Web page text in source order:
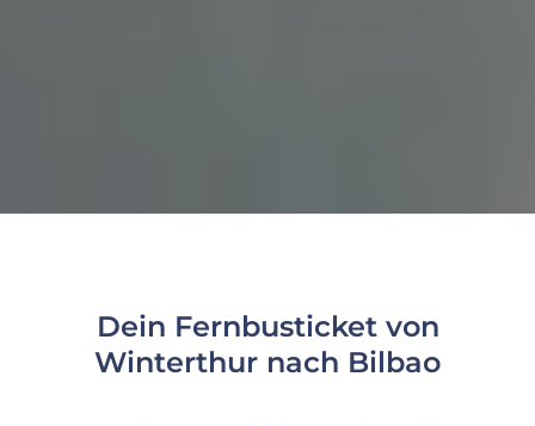
Dein Fernbusticket von
Winterthur nach Bilbao